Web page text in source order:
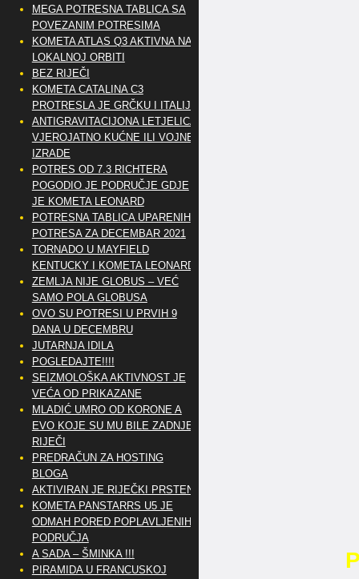
MEGA POTRESNA TABLICA SA
POVEZANIM POTRESIMA
KOMETA ATLAS Q3 AKTIVNA NA
LOKALNOJ ORBITI
BEZ RIJEČI
KOMETA CATALINA C3
PROTRESLA JE GRČKU I ITALIJU
ANTIGRAVITACIJONA LETJELICA
VJEROJATNO KUĆNE ILI VOJNE
IZRADE
POTRES OD 7.3 RICHTERA
POGODIO JE PODRUČJE GDJE
JE KOMETA LEONARD
POTRESNA TABLICA UPARENIH
POTRESA ZA DECEMBAR 2021
TORNADO U MAYFIELD
KENTUCKY I KOMETA LEONARD
ZEMLJA NIJE GLOBUS – VEĆ
SAMO POLA GLOBUSA
OVO SU POTRESI U PRVIH 9
DANA U DECEMBRU
JUTARNJA IDILA
POGLEDAJTE!!!!
SEIZMOLOŠKA AKTIVNOST JE
VEĆA OD PRIKAZANE
MLADIĆ UMRO OD KORONE A
EVO KOJE SU MU BILE ZADNJE
RIJEČI
PREDRAČUN ZA HOSTING
BLOGA
AKTIVIRAN JE RIJEČKI PRSTEN
KOMETA PANSTARRS U5 JE
ODMAH PORED POPLAVLJENIH
PODRUČJA
A SADA – ŠMINKA !!!
PIRAMIDA U FRANCUSKOJ